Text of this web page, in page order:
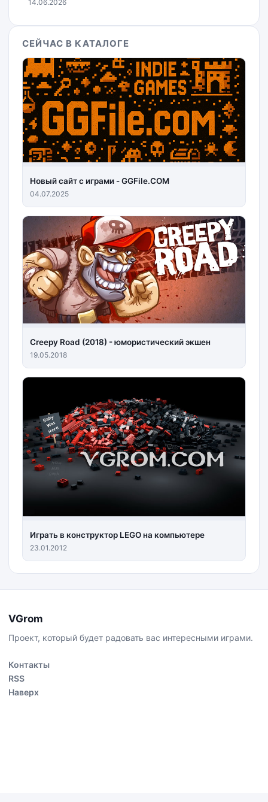
14.06.2026
СЕЙЧАС В КАТАЛОГЕ
Новый сайт с играми - GGFile.COM
04.07.2025
Creepy Road (2018) - юмористический экшен
19.05.2018
Играть в конструктор LEGO на компьютере
23.01.2012
VGrom
Проект, который будет радовать вас интересными играми.
Контакты
RSS
Наверх